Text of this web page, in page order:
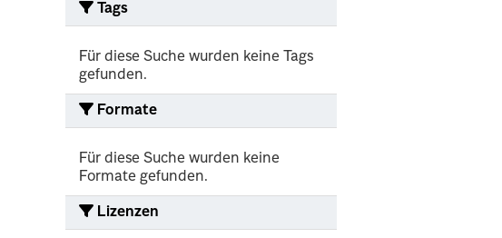
Tags
Für diese Suche wurden keine Tags
gefunden.
Formate
Für diese Suche wurden keine
Formate gefunden.
Lizenzen